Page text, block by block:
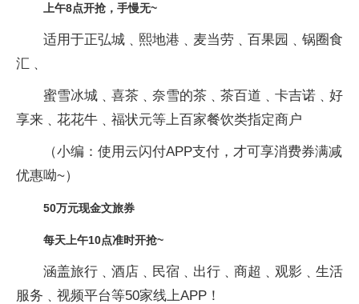
上午8点开抢，手慢无~
适用于正弘城﹑熙地港﹑麦当劳﹑百果园﹑锅圈食
汇﹑
蜜雪冰城﹑喜茶﹑奈雪的茶﹑茶百道﹑卡吉诺﹑好
享来﹑花花牛﹑福状元等上百家餐饮类指定商户
（小编：使用云闪付APP支付，才可享消费券满减
优惠呦~）
50万元现金文旅券
每天上午10点准时开抢~
涵盖旅行﹑酒店﹑民宿﹑出行﹑商超﹑观影﹑生活
服务﹑视频平台等50家线上APP！